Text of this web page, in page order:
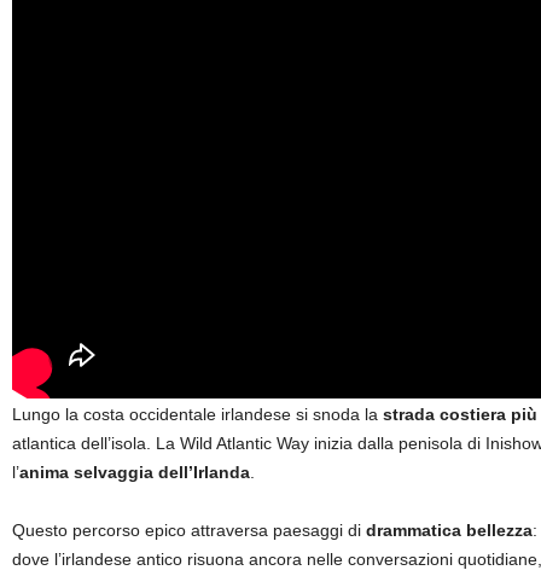
Lungo la costa occidentale irlandese si snoda la strada costiera
atlantica dell’isola. La Wild Atlantic Way inizia dalla penisola di
l’anima selvaggia dell’Irlanda
Questo percorso epico attraversa paesaggi di drammatica bellezza
dove l’irlandese antico risuona ancora nelle conversazioni